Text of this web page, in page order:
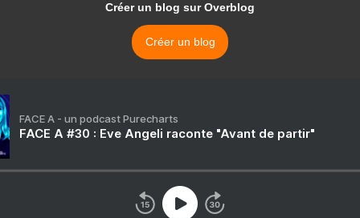
Créer un blog sur Overblog
Créer un blog
FACE A - un podcast Purecharts
FACE A #30 : Eve Angeli raconte "Avant de partir"